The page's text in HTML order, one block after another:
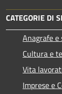
CATEGORIE DI
Anagrafe
Cultura e
Vita
Imprese e